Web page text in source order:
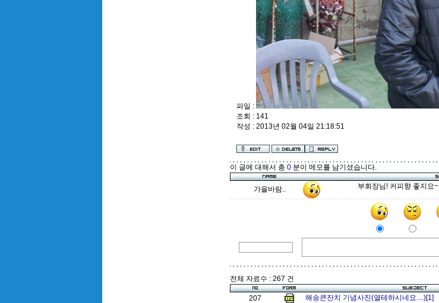
파일 :
조회 : 141
작성 : 2013년 02월 04일 21:18:51
이 글에 대해서 총 0 분이 메모를 남기셨습니다.
가을바람.. 부회장님! 커피향 좋지요~
전체 자료수 : 267 건
207 해송큰잔치 기념사진(열테하시네요....)[1]